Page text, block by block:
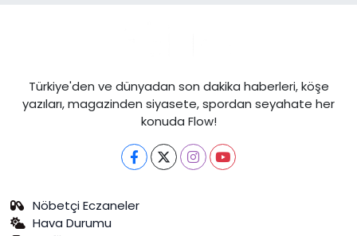
Türkiye'den ve dünyadan son dakika haberleri, köşe
yazıları, magazinden siyasete, spordan seyahate her
konuda Flow!
Nöbetçi Eczaneler
Hava Durumu